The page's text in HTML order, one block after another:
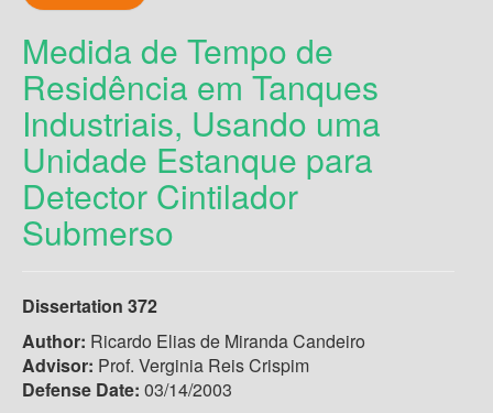
Medida de Tempo de
Residência em Tanques
Industriais, Usando uma
Unidade Estanque para
Detector Cintilador
Submerso
Dissertation 372
Author: Ricardo Elias de Miranda Candeiro
Advisor: Prof. Verginia Reis Crispim
Defense Date: 03/14/2003